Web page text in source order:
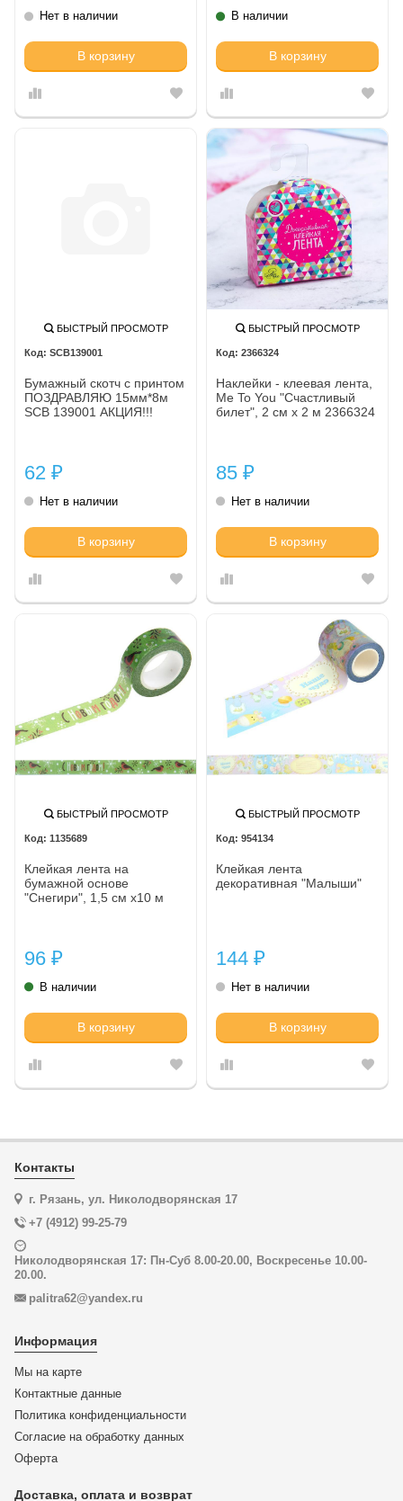
Нет в наличии
В корзину
В наличии
В корзину
БЫСТРЫЙ ПРОСМОТР
SCB139001
Бумажный скотч с принтом
ПОЗДРАВЛЯЮ 15мм*8м
SCB 139001 АКЦИЯ!!!
62 ₽
Нет в наличии
В корзину
БЫСТРЫЙ ПРОСМОТР
2366324
Наклейки - клеевая лента,
Me To You "Счастливый
билет", 2 см х 2 м 2366324
85 ₽
Нет в наличии
В корзину
БЫСТРЫЙ ПРОСМОТР
1135689
Клейкая лента на
бумажной основе
"Снегири", 1,5 см х10 м
96 ₽
В наличии
В корзину
БЫСТРЫЙ ПРОСМОТР
954134
Клейкая лента
декоративная "Малыши"
144 ₽
Нет в наличии
В корзину
Контакты
г. Рязань, ул. Николодворянская 17
+7 (4912) 99-25-79
Николодворянская 17: Пн-Суб 8.00-20.00, Воскресенье 10.00-
20.00.
palitra62@yandex.ru
Информация
Мы на карте
Контактные данные
Политика конфиденциальности
Согласие на обработку данных
Оферта
Доставка, оплата и возврат